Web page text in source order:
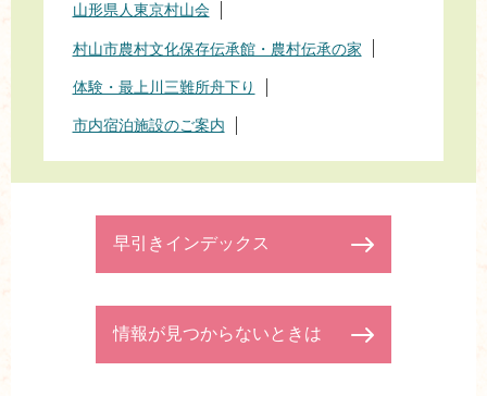
山形県人東京村山会
村山市農村文化保存伝承館・農村伝承の家
体験・最上川三難所舟下り
市内宿泊施設のご案内
早引きインデックス
情報が見つからないときは